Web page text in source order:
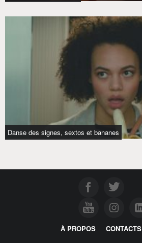
Danse des signes, sextos et bananes
À PROPOS CONTACTS